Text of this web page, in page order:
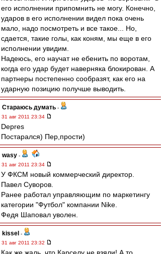
его исполнении припомнить не могу. Конечно,
ударов в его исполнении видел пока очень
мало, надо посмотреть и все такое... Но,
сдается, такие голы, как коням, мы еще в его
исполнении увидим.
Надеюсь, его научат не ебенить по воротам,
когда его удар будет наверняка блокирован. А
партнеры постепенно сообразят, как его на
ударную позицию получше выводить.
Стараюсь думать -
31 авг 2011 23:34
Depres
Постарался) Пер,прости)
wasy -
31 авг 2011 23:34
У ФКСМ новый коммерческий директор.
Павел Суворов.
Ранее работал управляющим по маркетингу
категории "Футбол" компании Nike.
Федя Шаповал уволен.
kissel -
31 авг 2011 23:32